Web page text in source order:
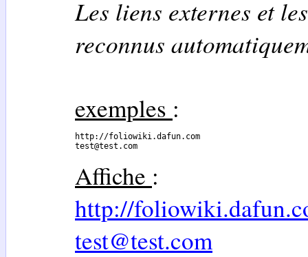
Les liens externes et
reconnus
exemples :
http://foliowiki.dafun.com
test@test.com
Affiche :
http://
test@test.com